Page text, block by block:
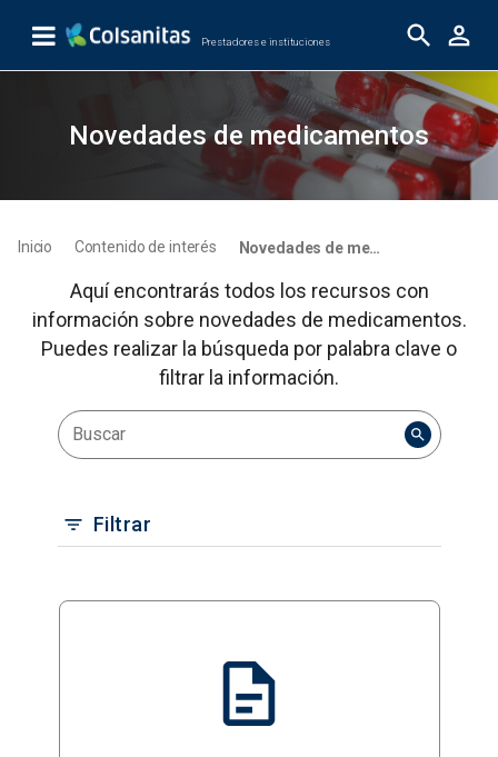
Skip to Main Content
Prestadores e instituciones
Novedades de medicamentos
Novedades de medicamentos
Inicio Contenido de interés Novedades de medicamentos
Aquí encontrarás todos los recursos con
información sobre novedades de medicamentos.
Puedes realizar la búsqueda por palabra clave o
filtrar la información.
Filtrar